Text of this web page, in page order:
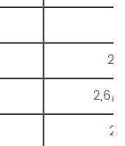
2,6/